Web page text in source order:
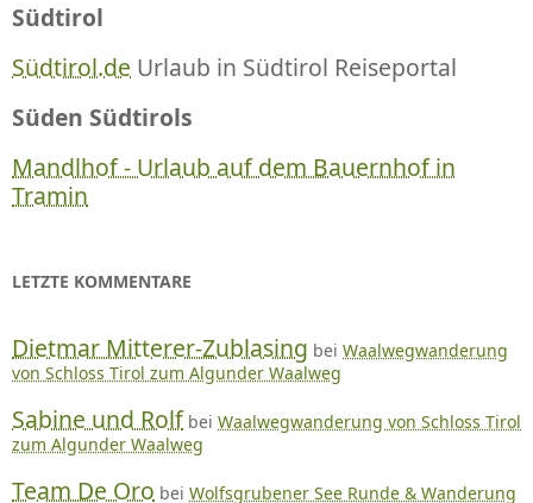
Südtirol
Südtirol.de Urlaub in Südtirol Reiseportal
Süden Südtirols
Mandlhof - Urlaub auf dem Bauernhof in
Tramin
LETZTE KOMMENTARE
Dietmar Mitterer-Zublasing bei Waalwegwanderung
von Schloss Tirol zum Algunder Waalweg
Sabine und Rolf bei Waalwegwanderung von Schloss Tirol
zum Algunder Waalweg
Team De Oro bei Wolfsgrubener See Runde & Wanderung